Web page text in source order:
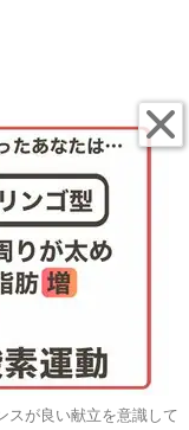
スが良い献立を意識して